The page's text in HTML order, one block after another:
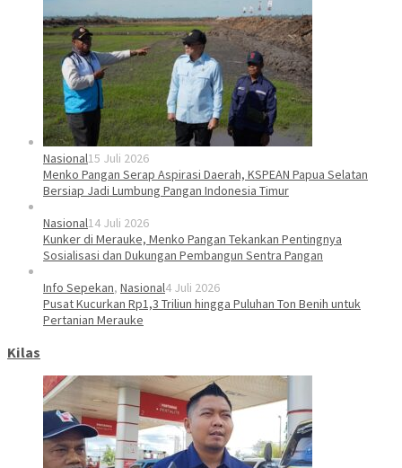
Nasional15 Juli 2026
Menko Pangan Serap Aspirasi Daerah, KSPEAN Papua Selatan
Bersiap Jadi Lumbung Pangan Indonesia Timur
Nasional14 Juli 2026
Kunker di Merauke, Menko Pangan Tekankan Pentingnya
Sosialisasi dan Dukungan Pembangun Sentra Pangan
Info Sepekan, Nasional4 Juli 2026
Pusat Kucurkan Rp1,3 Triliun hingga Puluhan Ton Benih untuk
Pertanian Merauke
Kilas